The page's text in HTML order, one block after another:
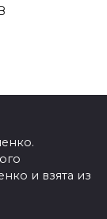
и взята из